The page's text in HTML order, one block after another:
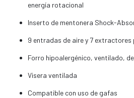
energía rotacional
Inserto de mentonera Shock-
9 entradas de aire y 7
Forro hipoalergénico, ventilado,
Visera ventilada
Compatible con uso de gafas